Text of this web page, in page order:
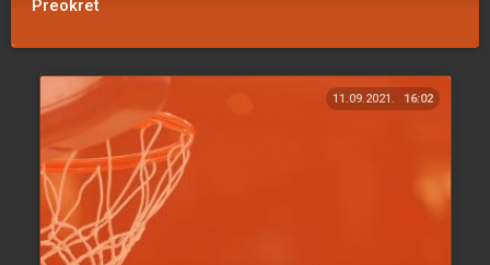
Preokret
11.09.2021. 16:02